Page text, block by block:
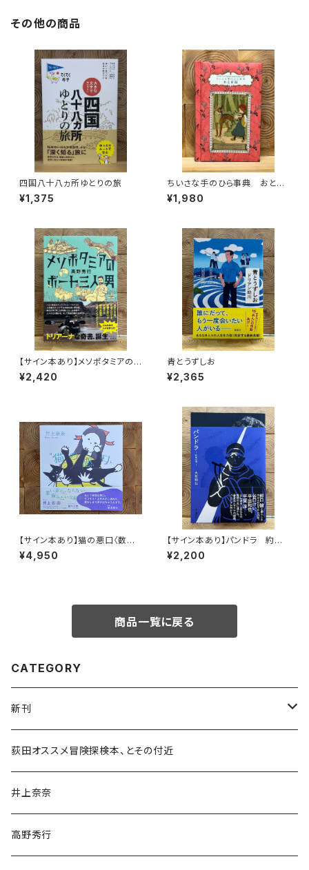
その他の商品
四国八十八ヵ所ゆとりの旅
¥1,375
ちいさな手のひら事典 おとぎ
話
¥1,980
【サイン本あり】メソポタミアの
ボート三人男
¥2,420
青とうずしお
¥2,365
【サイン本あり】猫の悪口〈数量
限定・オリジナルトート付き〉
¥4,950
【サイン本あり】パンドラ 約束
の頂
¥2,200
商品一覧に戻る
CATEGORY
新刊
和書
文学・小説・物語
随筆・ノンフィクション・その他
荻田オススメ冒険探検本、とその付近
井上奈奈
高野秀行